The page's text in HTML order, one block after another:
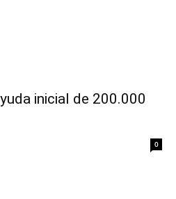
inicial de 200.000
0